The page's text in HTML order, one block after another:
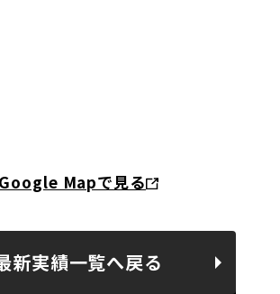
Google Mapで見る
新実績一覧へ戻る